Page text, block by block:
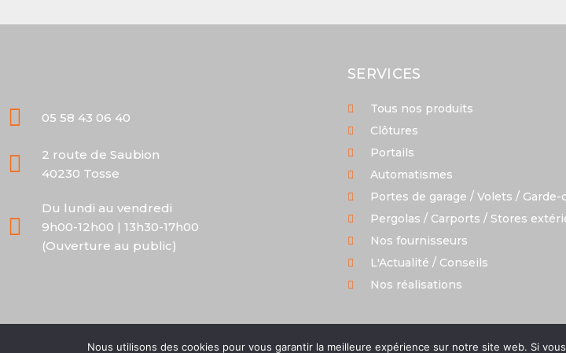
05 58 43 06 40
2 route de Saubion
40230 Tosse
Du lundi au vendredi
9h00-12h00 | 13h30-17h00
(Ouverture au public)
SERVICES
Tous nos produits
Clôtures
Portails
Automatismes
Portes de garage / Volets / Garde-
Pergolas / Carports / Stores
Nos fournisseurs
L'Actualité / Conseils
Nos réalisations
Daulouède Clôtures ©2026| Tous droits réservés | Réalisation
Nous utilisons des cookies pour vous garantir la meilleure expérience sur notre site web. Si